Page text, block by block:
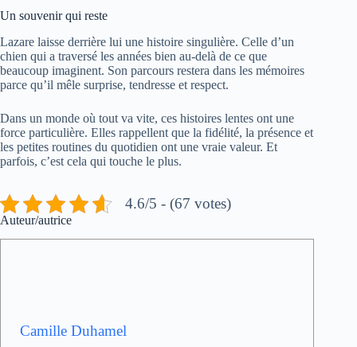
Un souvenir qui reste
Lazare laisse derrière lui une histoire singulière. Celle d’un
chien qui a traversé les années bien au-delà de ce que
beaucoup imaginent. Son parcours restera dans les mémoires
parce qu’il mêle surprise, tendresse et respect.
Dans un monde où tout va vite, ces histoires lentes ont une
force particulière. Elles rappellent que la fidélité, la présence et
les petites routines du quotidien ont une vraie valeur. Et
parfois, c’est cela qui touche le plus.
4.6/5 - (67 votes)
Auteur/autrice
Camille Duhamel